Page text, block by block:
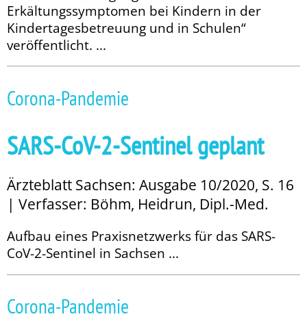
Erkältungssymptomen bei Kindern in der
Kindertagesbetreuung und in Schulen“
veröffentlicht. ...
Corona-Pandemie
SARS-CoV-2-Sentinel geplant
Ärzteblatt Sachsen: Ausgabe 10/2020, S. 16
| Verfasser: Böhm, Heidrun, Dipl.-Med.
Aufbau eines Praxisnetzwerks für das SARS-
CoV-2-Sentinel in Sachsen ...
Corona-Pandemie